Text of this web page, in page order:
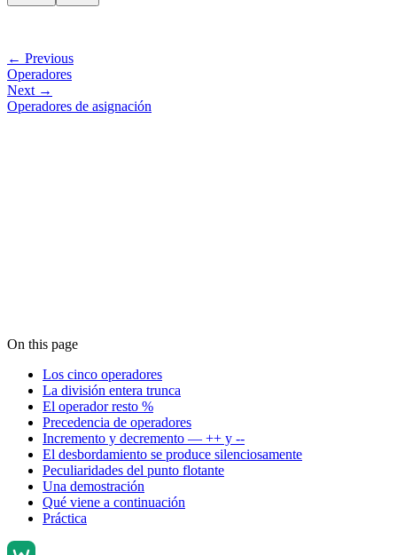
← Previous
Operadores
Next →
Operadores de asignación
On this page
Los cinco operadores
La división entera trunca
El operador resto %
Precedencia de operadores
Incremento y decremento — ++ y --
El desbordamiento se produce silenciosamente
Peculiaridades del punto flotante
Una demostración
Qué viene a continuación
Práctica